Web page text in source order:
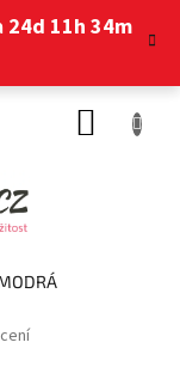
24d 11h 34m